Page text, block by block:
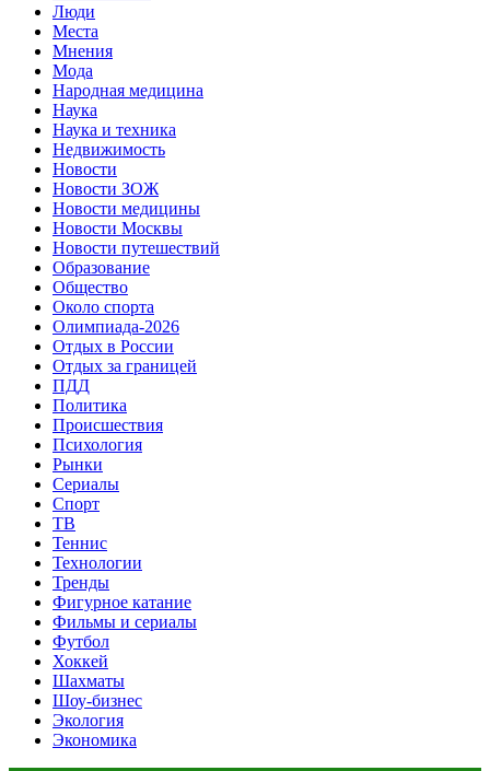
Люди
Места
Мнения
Мода
Народная медицина
Наука
Наука и техника
Недвижимость
Новости
Новости ЗОЖ
Новости медицины
Новости Москвы
Новости путешествий
Образование
Общество
Около спорта
Олимпиада-2026
Отдых в России
Отдых за границей
ПДД
Политика
Происшествия
Психология
Рынки
Сериалы
Спорт
ТВ
Теннис
Технологии
Тренды
Фигурное катание
Фильмы и сериалы
Футбол
Хоккей
Шахматы
Шоу-бизнес
Экология
Экономика